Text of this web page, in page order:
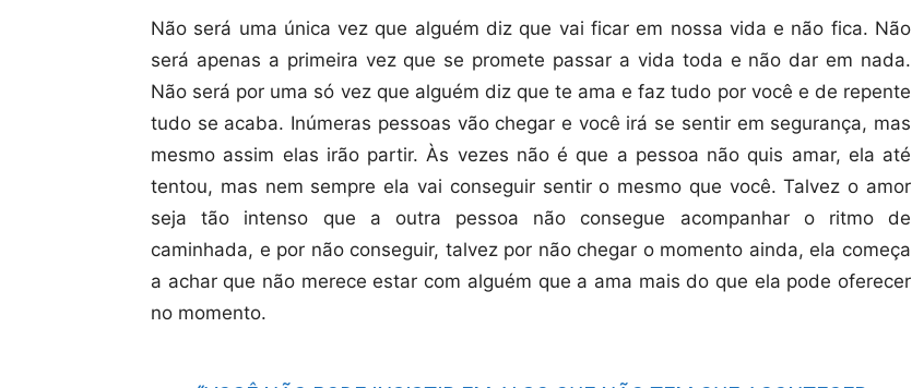
Não será uma única vez que alguém diz que vai ficar em nossa vida e não fica. Não
será apenas a primeira vez que se promete passar a vida toda e não dar em nada.
Não será por uma só vez que alguém diz que te ama e faz tudo por você e de repente
tudo se acaba. Inúmeras pessoas vão chegar e você irá se sentir em segurança, mas
mesmo assim elas irão partir. Às vezes não é que a pessoa não quis amar, ela até
tentou, mas nem sempre ela vai conseguir sentir o mesmo que você. Talvez o amor
seja tão intenso que a outra pessoa não consegue acompanhar o ritmo de
caminhada, e por não conseguir, talvez por não chegar o momento ainda, ela começa
a achar que não merece estar com alguém que a ama mais do que ela pode oferecer
no momento.